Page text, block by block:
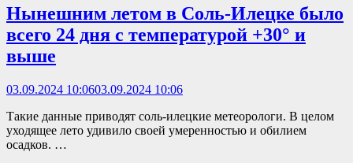
Нынешним летом в Соль-Илецке было
всего 24 дня с температурой +30° и
выше
03.09.2024 10:0603.09.2024 10:06
Такие данные приводят соль-илецкие метеорологи. В целом
уходящее лето удивило своей умеренностью и обилием
осадков. …